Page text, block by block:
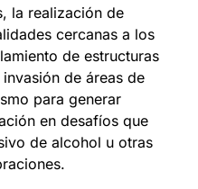
la realización de
cercanas a los
de estructuras
de áreas de
para generar
en desafíos que
de alcohol u otras